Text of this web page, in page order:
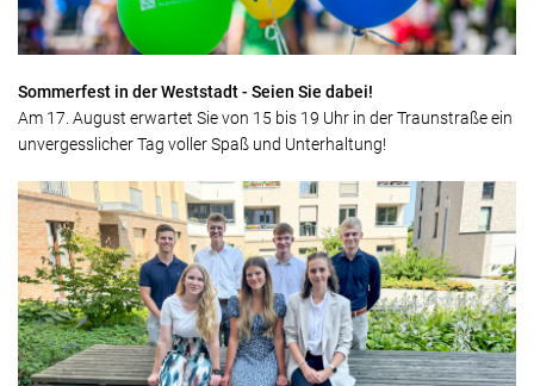
Sommerfest in der Weststadt - Seien Sie dabei!
Am 17. August erwartet Sie von 15 bis 19 Uhr in der Traunstraße ein
unvergesslicher Tag voller Spaß und Unterhaltung!